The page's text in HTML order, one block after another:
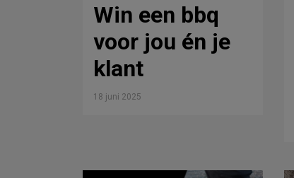
Win een bbq
voor jou én je
klant
18 juni 2025